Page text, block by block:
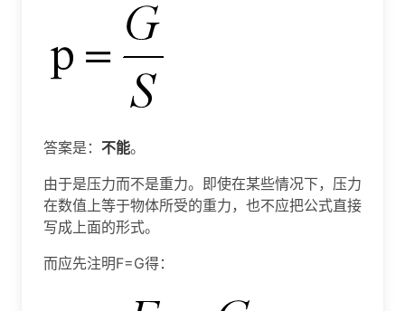
答案是： 不能。
由于是压力而不是重力。即使在某些情况下，压力
在数值上等于物体所受的重力，也不应把公式直接
写成上面的形式。
而应先注明F=G得：